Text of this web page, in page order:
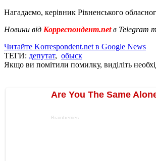
Нагадаємо, керівник Рівненського
Новини від Корреспондент.netв Telegram
Читайте Korrespondent.net в Google News
ТЕГИ: депутат, обыск
Якщо ви помітили помилку, виділіть